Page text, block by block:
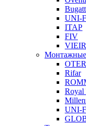
UNI-
ITAP
FIV
VIEIR
OTER
Rifar
Royal
UNI-